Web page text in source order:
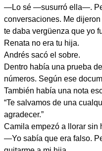
—Lo sé —susurró ella—.
conversaciones. Me
te daba vergüenza que yo
Renata no era tu hija.
Andrés sacó el sobre.
Dentro había una prueba
números. Según ese
También había una nota
“Te salvamos de una
agradecer.”
Camila empezó a llorar sin
—Yo sabía que era falso.